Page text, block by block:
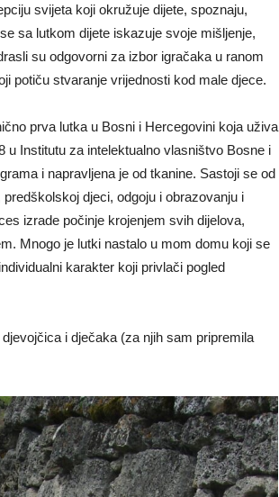
svijeta koji okružuje dijete, spoznaju,
sa lutkom dijete iskazuje svoje mišljenje,
su odgovorni za izbor igračaka u ranom
potiču stvaranje vrijednosti kod male djece.
prva lutka u Bosni i Hercegovini koja uživa
u Institutu za intelektualno vlasništvo Bosne i
i napravljena je od tkanine. Sastoji se od
djeci, odgoju i obrazovanju i
izrade počinje krojenjem svih dijelova,
Mnogo je lutki nastalo u mom domu koji se
karakter koji privlači pogled
i dječaka (za njih sam pripremila